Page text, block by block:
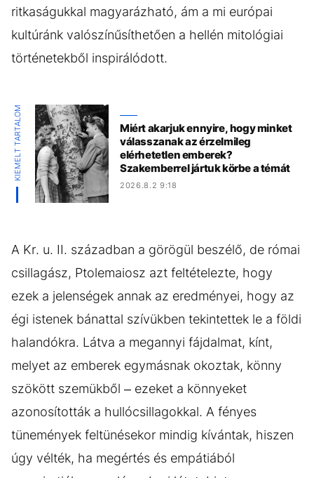
ritkaságukkal magyarázható, ám a mi európai
kultúránk valószínűsíthetően a hellén mitológiai
történetekből inspirálódott.
KIEMELT TARTALOM
Miért akarjuk ennyire, hogy minket
válasszanak az érzelmileg
elérhetetlen emberek?
Szakemberrel jártuk körbe a témát
2026.8.2 9:18
A Kr. u. II. században a görögül beszélő, de római
csillagász, Ptolemaiosz azt feltételezte, hogy
ezek a jelenségek annak az eredményei, hogy az
égi istenek bánattal szívükben tekintettek le a földi
halandókra. Látva a megannyi fájdalmat, kínt,
melyet az emberek egymásnak okoztak, könny
szökött szemükből – ezeket a könnyeket
azonosították a hullócsillagokkal. A fényes
tünemények feltünésekor mindig kívántak, hiszen
úgy vélték, ha megértés és empátiából